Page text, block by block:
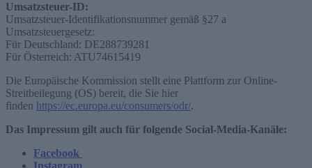
Umsatzsteuer-ID:
Umsatzsteuer-Identifikationsnummer gemäß §27 a
Umsatzsteuergesetz:
Für Deutschland: DE288739281
Für Österreich: ATU74615419
Die Europäische Kommission stellt eine Plattform zur Online-
Streitbeilegung (OS) bereit, die Sie hier
finden https://ec.europa.eu/consumers/odr/.
Das Impressum gilt auch für folgende Social-Media-Kanäle:
Facebook